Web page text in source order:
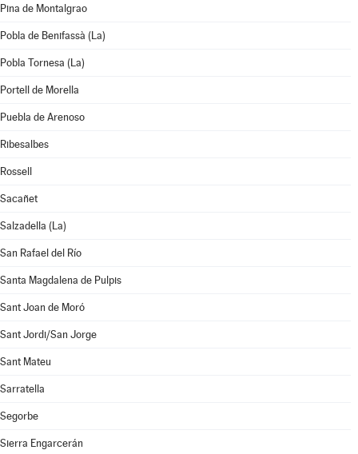
Pina de Montalgrao
Pobla de Benifassà (La)
Pobla Tornesa (La)
Portell de Morella
Puebla de Arenoso
Ribesalbes
Rossell
Sacañet
Salzadella (La)
San Rafael del Río
Santa Magdalena de Pulpis
Sant Joan de Moró
Sant Jordi/San Jorge
Sant Mateu
Sarratella
Segorbe
Sierra Engarcerán